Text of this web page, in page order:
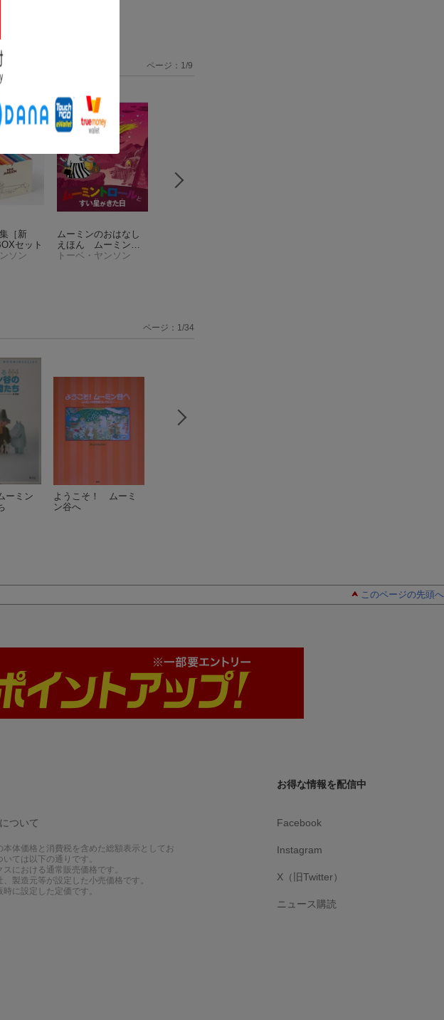
［新
セット
ソン
ムーミンのおはなし
えほん ムーミント
ロールとすい星がき
トーベ・ヤンソン
ページ： 1 /9
ページ：1/34
ーミン
ようこそ！ ムーミ
ン谷へ
このページの先頭へ
ついて
本体価格と消費税を含めた総額表示としてお
ては以下の通りです。
スにおける通常販売価格です。
、製造元等が設定した小売価格です。
に設定した定価です。
お得な情報を配信中
Facebook
Instagram
X（旧Twitter）
ニュース購読